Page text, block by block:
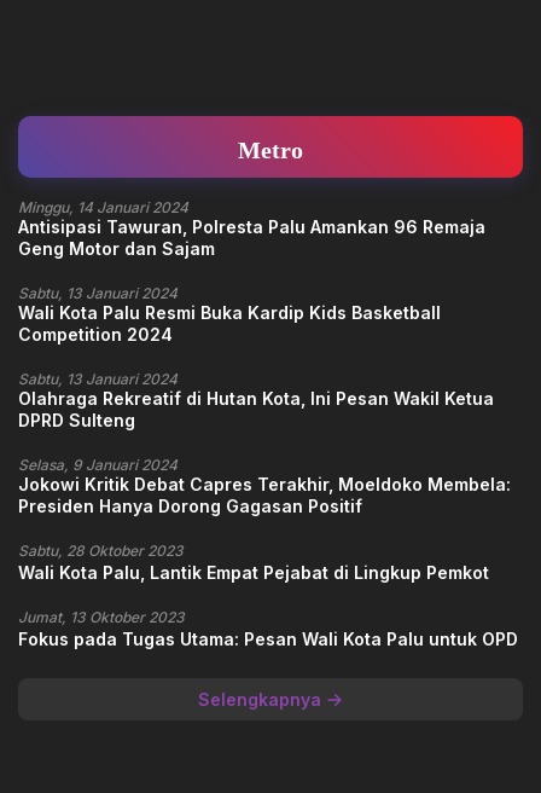
Metro
Minggu, 14 Januari 2024
Antisipasi Tawuran, Polresta Palu Amankan 96 Remaja
Geng Motor dan Sajam
Sabtu, 13 Januari 2024
Wali Kota Palu Resmi Buka Kardip Kids Basketball
Competition 2024
Sabtu, 13 Januari 2024
Olahraga Rekreatif di Hutan Kota, Ini Pesan Wakil Ketua
DPRD Sulteng
Selasa, 9 Januari 2024
Jokowi Kritik Debat Capres Terakhir, Moeldoko Membela:
Presiden Hanya Dorong Gagasan Positif
Sabtu, 28 Oktober 2023
Wali Kota Palu, Lantik Empat Pejabat di Lingkup Pemkot
Jumat, 13 Oktober 2023
Fokus pada Tugas Utama: Pesan Wali Kota Palu untuk OPD
Selengkapnya